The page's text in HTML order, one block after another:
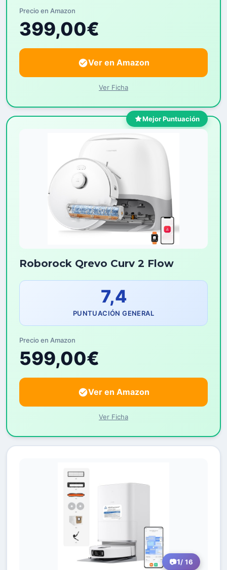
Precio en Amazon
399,00€
Ver en Amazon
Ver Ficha
Mejor Puntuación
Roborock Qrevo Curv 2 Flow
7,4
PUNTUACIÓN GENERAL
Precio en Amazon
599,00€
Ver en Amazon
Ver Ficha
1/ 16